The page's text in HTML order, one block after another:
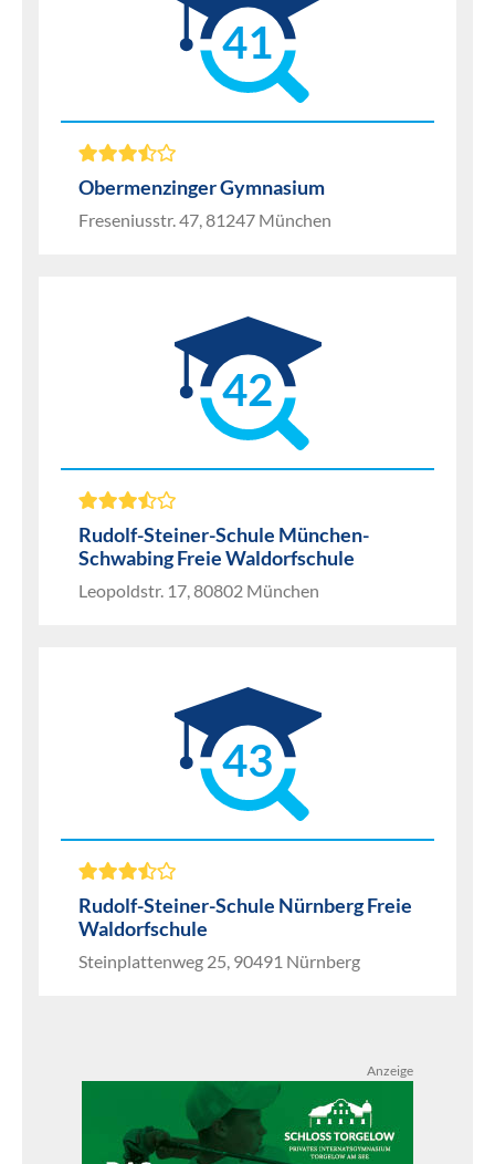
41
Obermenzinger Gymnasium
Freseniusstr. 47, 81247 München
42
Rudolf-Steiner-Schule München-
Schwabing Freie Waldorfschule
Leopoldstr. 17, 80802 München
43
Rudolf-Steiner-Schule Nürnberg Freie
Waldorfschule
Steinplattenweg 25, 90491 Nürnberg
Anzeige